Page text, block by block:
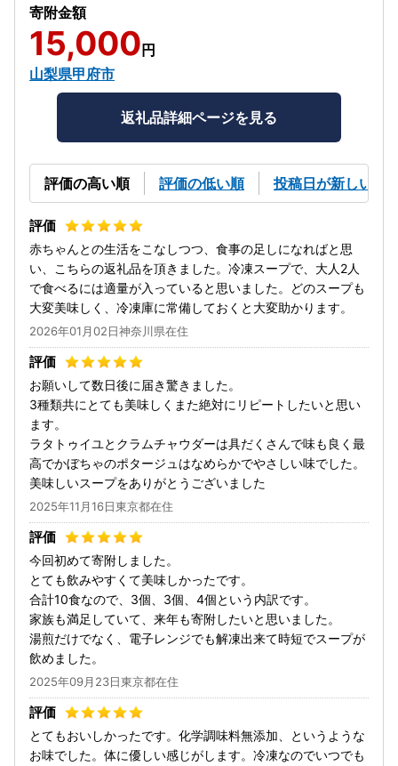
寄附金額
15,000 円
山梨県甲府市
返礼品詳細ページを見る
評価の高い順 評価の低い順 投稿日が新しい順
赤ちゃんとの生活をこなしつつ、食事の足しになればと思
い、こちらの返礼品を頂きました。冷凍スープで、大人2人
で食べるには適量が入っていると思いました。どのスープも
大変美味しく、冷凍庫に常備しておくと大変助かります。
2026年01月02日神奈川県在住
お願いして数日後に届き驚きました。
3種類共にとても美味しくまた絶対にリピートしたいと思い
ます。
ラタトゥイユとクラムチャウダーは具だくさんで味も良く最
高でかぼちゃのポタージュはなめらかでやさしい味でした。
美味しいスープをありがとうございました
2025年11月16日東京都在住
今回初めて寄附しました。
とても飲みやすくて美味しかったです。
合計10食なので、3個、3個、4個という内訳です。
家族も満足していて、来年も寄附したいと思いました。
湯煎だけでなく、電子レンジでも解凍出来て時短でスープが
飲めました。
2025年09月23日東京都在住
とてもおいしかったです。化学調味料無添加、というような
お味でした。体に優しい感じがします。冷凍なのでいつでも